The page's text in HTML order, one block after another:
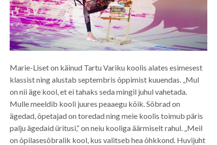
Marie-Liset on käinud Tartu Variku koolis alates esimesest
klassist ning alustab septembris õppimist kuuendas. „Mul
on nii äge kool, et ei tahaks seda mingil juhul vahetada.
Mulle meeldib kooli juures peaaegu kõik. Sõbrad on
ägedad, õpetajad on toredad ning meie koolis toimub päris
palju ägedaid üritusi,“ on neiu kooliga äärmiselt rahul. „Meil
on õpilasesõbralik kool, kus valitseb hea õhkkond. Huvijuht